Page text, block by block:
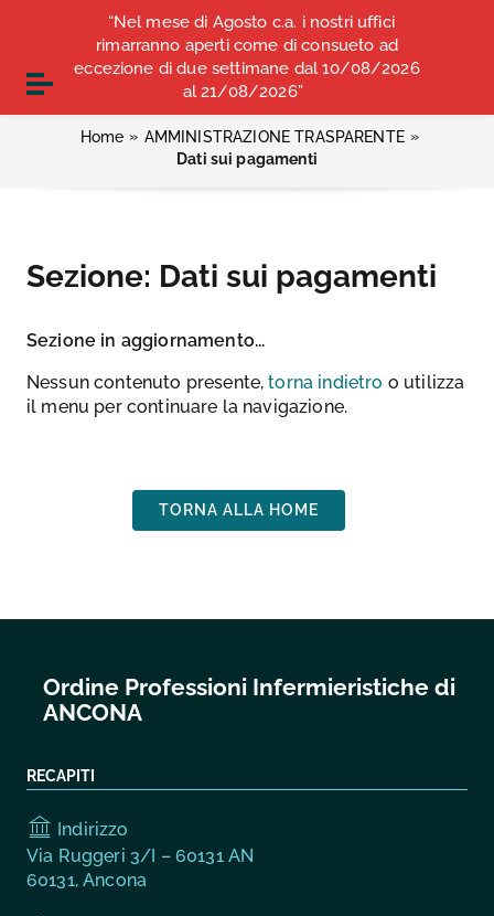
Vai ai contenuti
Vai al menu di navigazione
Vai al footer
COMUNICATI STAMPA ALBO OPI ANCONA
CONVENZIONI
Attiva / disattiva la navigazione
Home » AMMINISTRAZIONE TRASPARENTE »
Dati sui pagamenti
Sezione: Dati sui pagamenti
Sezione in aggiornamento...
Nessun contenuto presente,torna indietro o utilizza
il menu per continuare la navigazione.
TORNA ALLA HOME
Ordine Professioni Infermieristiche di
ANCONA
RECAPITI
Indirizzo
Via Ruggeri 3/I – 60131 AN
60131, Ancona
“Nel mese di Agosto c.a. i nostri uffici
rimarranno aperti come di consueto ad
eccezione di due settimane dal 10/08/2026
al 21/08/2026”